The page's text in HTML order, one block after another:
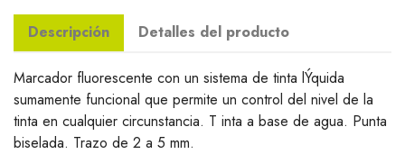
Descripción Detalles del producto
Marcador fluorescente con un sistema de tinta lÝquida
sumamente funcional que permite un control del nivel de la
tinta en cualquier circunstancia. T inta a base de agua. Punta
biselada. Trazo de 2 a 5 mm.